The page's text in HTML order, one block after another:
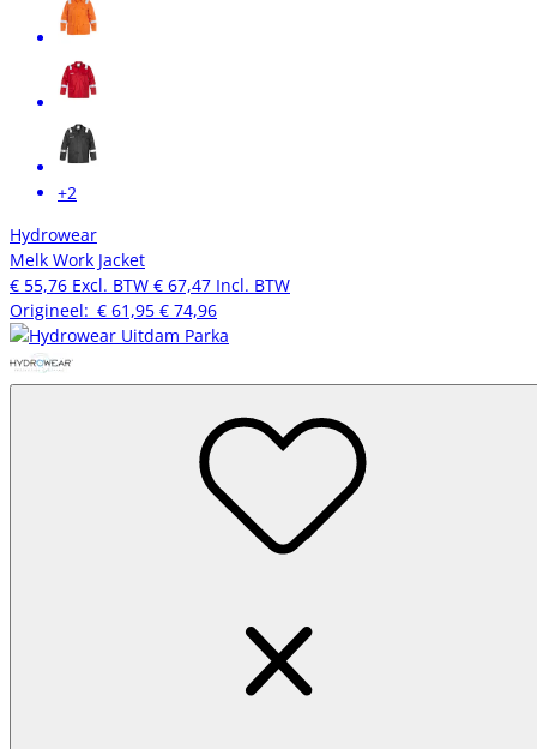
+2
Hydrowear
Melk Work Jacket
€ 55,76 Excl. BTW € 67,47 Incl. BTW
Origineel: € 61,95 € 74,96